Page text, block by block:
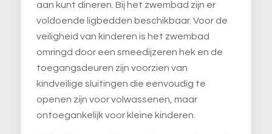
aan kunt dineren. Bij het zwembad zijn er
voldoende ligbedden beschikbaar. Voor de
veiligheid van kinderen is het zwembad
omringd door een smeedijzeren hek en de
toegangsdeuren zijn voorzien van
kindveilige sluitingen die eenvoudig te
openen zijn voor volwassenen, maar
ontoegankelijk voor kleine kinderen.